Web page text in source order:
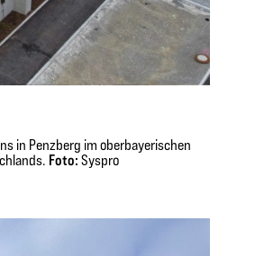
in Penzberg im oberbayerischen
Foto: Syspro